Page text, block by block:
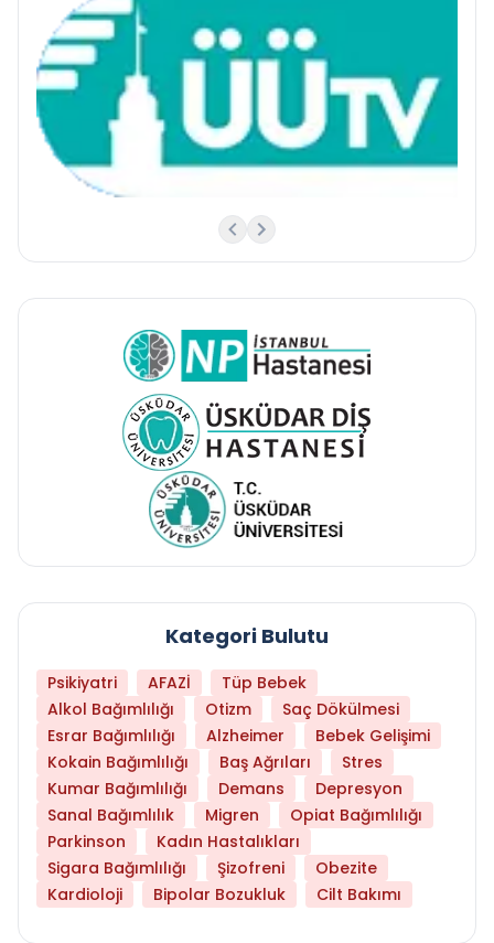
Kategori Bulutu
Psikiyatri AFAZİ
Tüp Bebek
Alkol Bağımlılığı
Otizm
Saç Dökülmesi
Esrar Bağımlılığı
Alzheimer
Bebek Gelişimi
Kokain Bağımlılığı
Baş Ağrıları
Stres
Kumar Bağımlılığı
Demans
Depresyon
Sanal Bağımlılık
Migren
Opiat Bağımlılığı
Parkinson
Kadın Hastalıkları
Sigara Bağımlılığı
Şizofreni
Obezite
Kardioloji
Bipolar Bozukluk Cilt Bakımı